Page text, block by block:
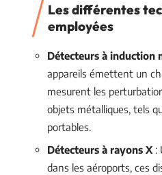
Les différentes
employées
Détecteurs à induction
appareils émettent un
mesurent les
objets métalliques, tels
portables.
Détecteurs à rayons X :
dans les aéroports, ces